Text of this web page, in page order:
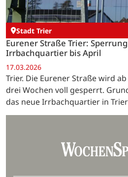
Stadt Trier
Eurener Straße Trier:
Irrbachquartier bis April
17.03.2026
Trier. Die Eurener Straße wird
drei Wochen voll gesperrt.
das neue Irrbachquartier in